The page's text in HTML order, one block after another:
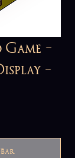
Game -
-